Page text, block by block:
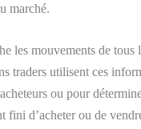
marché.
les mouvements de tous
traders utilisent ces
ou pour
fini d’acheter ou de